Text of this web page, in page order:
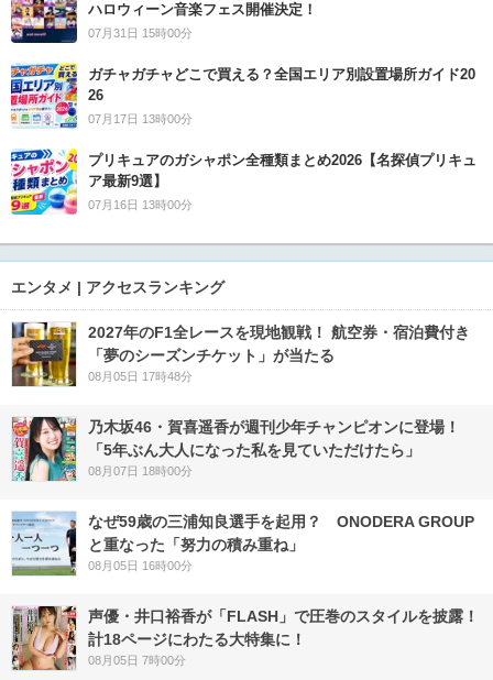
ハロウィーン音楽フェス開催決定！
07月31日 15時00分
ガチャガチャどこで買える？全国エリア別設置場所ガイド20
26
07月17日 13時00分
プリキュアのガシャポン全種類まとめ2026【名探偵プリキュ
ア最新9選】
07月16日 13時00分
エンタメ | アクセスランキング
2027年のF1全レースを現地観戦！ 航空券・宿泊費付き
「夢のシーズンチケット」が当たる
08月05日 17時48分
乃木坂46・賀喜遥香が週刊少年チャンピオンに登場！
「5年ぶん大人になった私を見ていただけたら」
08月07日 18時00分
なぜ59歳の三浦知良選手を起用？ ONODERA GROUP
と重なった「努力の積み重ね」
08月05日 16時00分
声優・井口裕香が「FLASH」で圧巻のスタイルを披露！
計18ページにわたる大特集に！
08月05日 7時00分